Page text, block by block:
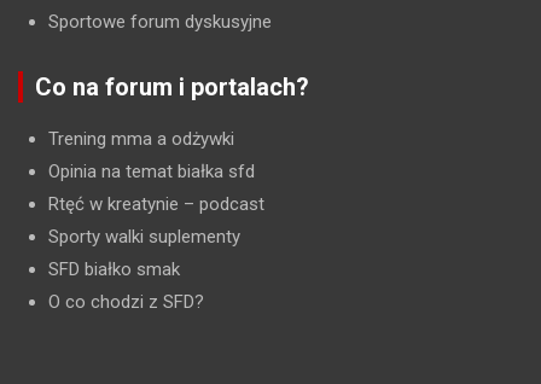
Sportowe forum dyskusyjne
Co na forum i portalach?
Trening mma a odżywki
Opinia na temat białka sfd
Rtęć w kreatynie – podcast
Sporty walki suplementy
SFD białko smak
O co chodzi z SFD?